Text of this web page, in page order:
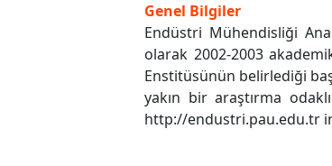
Genel Bilgiler
Endüstri Mühendisliği
olarak 2002-2003
Enstitüsünün belirlediği
yakın bir araştırma
http://endustri.pau.edu.tr